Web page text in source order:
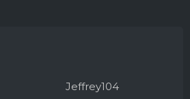
Jeffrey104